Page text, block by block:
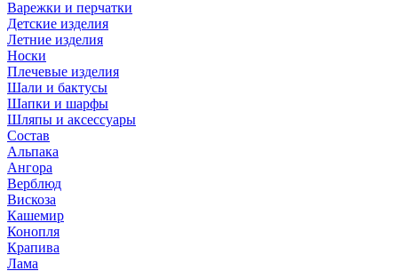
Варежки и перчатки
Детские изделия
Летние изделия
Носки
Плечевые изделия
Шали и бактусы
Шапки и шарфы
Шляпы и аксессуары
Состав
Альпака
Ангора
Верблюд
Вискоза
Кашемир
Конопля
Крапива
Лама